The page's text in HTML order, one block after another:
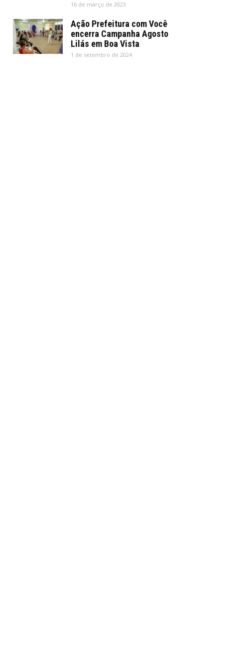
16 de março de 2023
Ação Prefeitura com Você
encerra Campanha Agosto
Lilás em Boa Vista
1 de setembro de 2024